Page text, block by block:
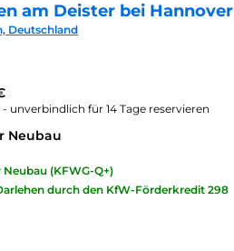
am Deister bei Hannover
Deutschland
unverbindlich für 14 Tage reservieren
Neubau
(KFWG-Q+)
durch den KfW-Förderkredit 298